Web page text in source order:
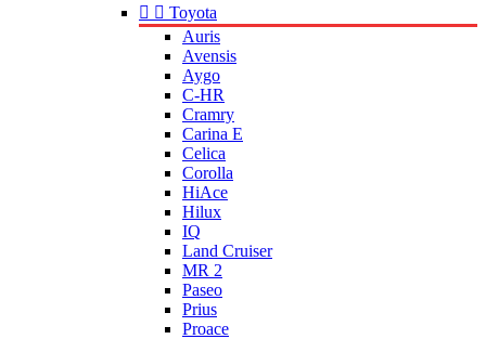
  Toyota
Auris
Avensis
Aygo
C-HR
Cramry
Carina E
Celica
Corolla
HiAce
Hilux
IQ
Land Cruiser
MR 2
Paseo
Prius
Proace